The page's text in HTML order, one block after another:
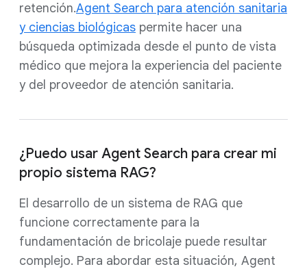
retención.Agent Search para atención sanitaria
y ciencias biológicas permite hacer una
búsqueda optimizada desde el punto de vista
médico que mejora la experiencia del paciente
y del proveedor de atención sanitaria.
¿Puedo usar Agent Search para crear mi
propio sistema RAG?
El desarrollo de un sistema de RAG que
funcione correctamente para la
fundamentación de bricolaje puede resultar
complejo. Para abordar esta situación, Agent